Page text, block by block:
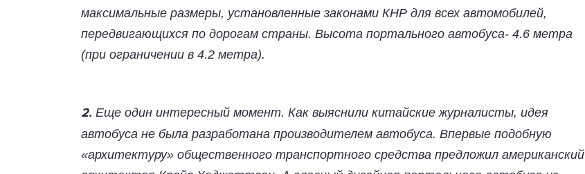
максимальные размеры, установленные законами КНР для всех автомобилей,
передвигающихся по дорогам страны. Высота портального автобуса- 4.6 метра
(при ограничении в 4.2 метра).
2. Еще один интересный момент. Как выяснили китайские журналисты, идея
автобуса не была разработана производителем автобуса. Впервые подобную
«архитектуру» общественного транспортного средства предложил американский